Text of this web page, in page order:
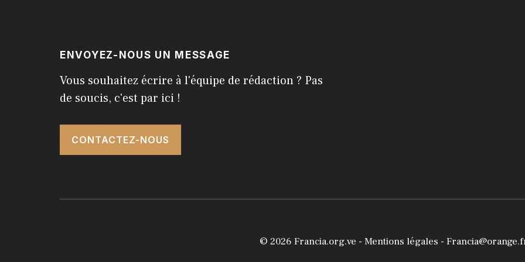
ENVOYEZ-NOUS UN MESSAGE
Vous souhaitez écrire à l'équipe de rédaction ? Pas
de soucis, c'est par ici !
CONTACTEZ-NOUS
© 2026 Francia.org.ve - Mentions légales -